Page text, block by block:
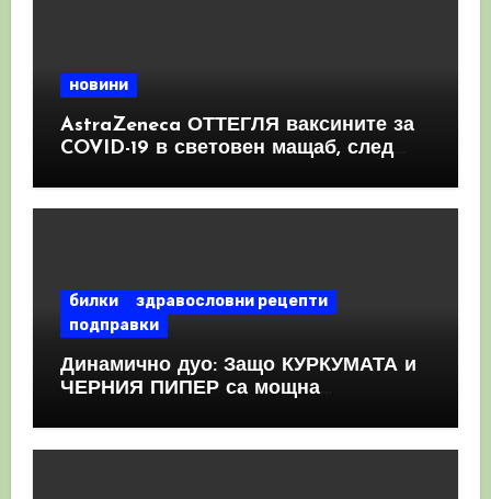
новини
AstraZeneca ОТТЕГЛЯ ваксините за
COVID-19 в световен мащаб, след
билки
здравословни рецепти
подправки
Динамично дуо: Защо КУРКУМАТА и
ЧЕРНИЯ ПИПЕР са мощна